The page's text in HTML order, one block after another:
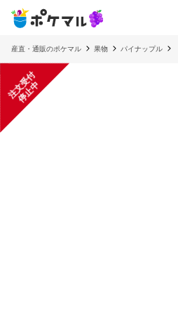
産直・通販のポケマル 果物 パイナップル
注
文
受
付
停
止
中